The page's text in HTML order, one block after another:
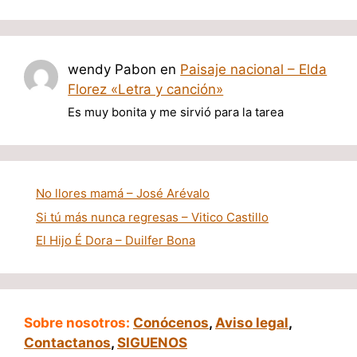
wendy Pabon en Paisaje nacional – Elda
Florez «Letra y canción»
Es muy bonita y me sirvió para la tarea
No llores mamá – José Arévalo
Si tú más nunca regresas – Vitico Castillo
El Hijo É Dora – Duilfer Bona
Sobre nosotros: Conócenos, Aviso legal,
Contactanos, SIGUENOS